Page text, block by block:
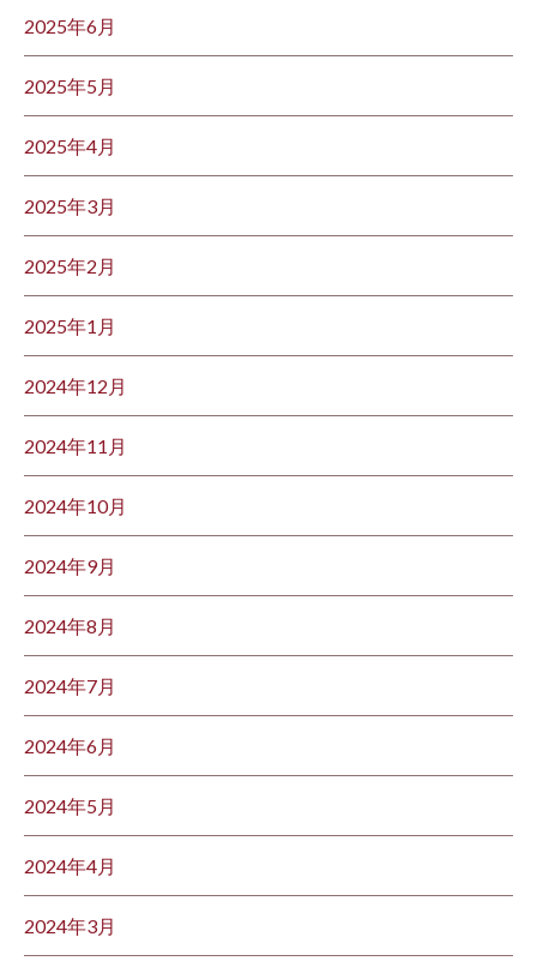
2025年6月
2025年5月
2025年4月
2025年3月
2025年2月
2025年1月
2024年12月
2024年11月
2024年10月
2024年9月
2024年8月
2024年7月
2024年6月
2024年5月
2024年4月
2024年3月